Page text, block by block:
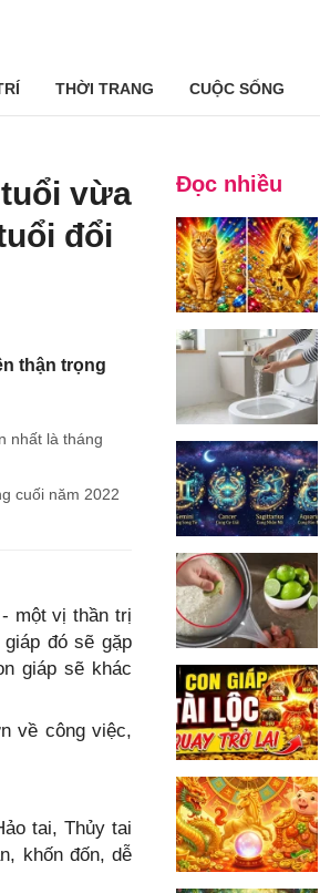
THỜI TRANG CUỘC SỐNG
vừa
đổi
thận trọng
nhất là tháng
cuối năm 2022
một vị thần trị
đó sẽ gặp
giáp sẽ khác
về công việc,
tai, Thủy tai
khốn đốn, dễ
Đọc nhiều